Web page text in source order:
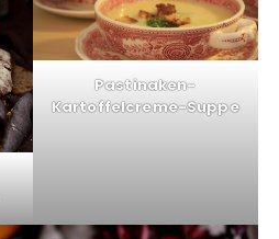
Pastinaken-
Kartoffelcreme-Suppe